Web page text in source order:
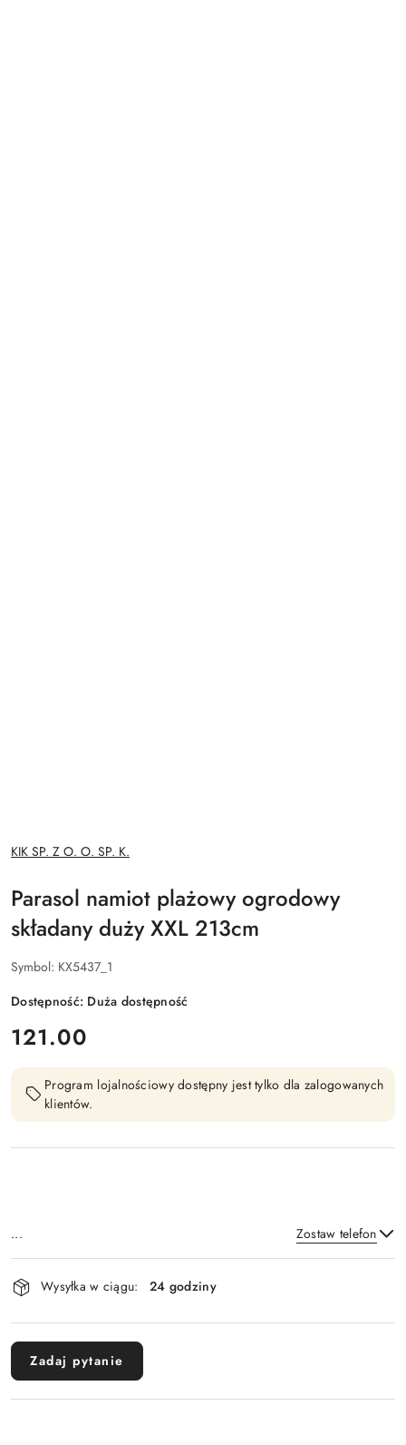
NAZWA
PRODUCENTA:
KIK SP. Z O. O. SP. K.
Parasol namiot plażowy ogrodowy
składany duży XXL 213cm
Symbol: KX5437_1
Dostępność: Duża dostępność
cena:
121.00
Program lojalnościowy dostępny jest tylko dla zalogowanych
klientów.
... Zostaw telefon
Dostępność
i
dostawa
Wysyłka w ciągu: 24 godziny
Zadaj pytanie